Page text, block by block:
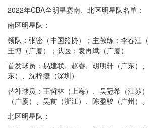
2022年CBA全明星赛南、北区明星队名单：
南区明星队：
领队：张密（中国篮协）；主教练：李春江
王博（广厦）；队医：袁再斌（广厦）
首发球员：易建联、赵睿、胡明轩（广东）
东）、沈梓捷（深圳）
替补球员：王哲林（上海）、吴冠希（江苏
（广厦）、吴前（浙江）、陈盈骏（广州）
北区明星队：